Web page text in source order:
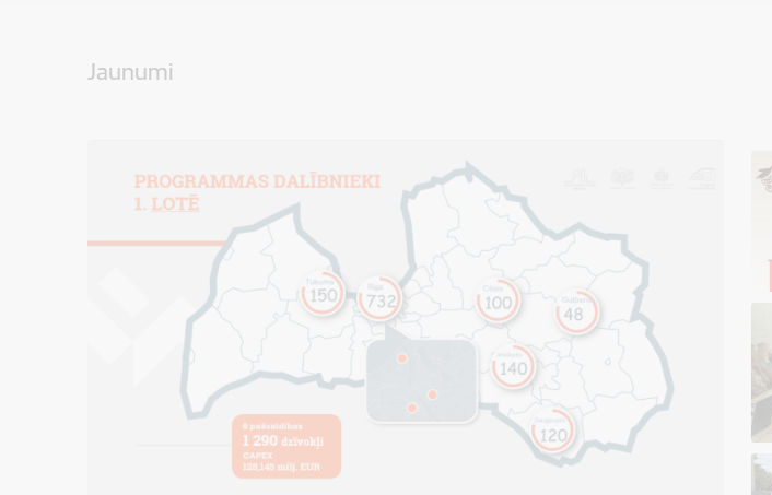
Jaunumi